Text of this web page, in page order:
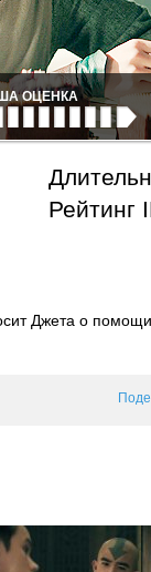
ОЦЕНКА
Рейтинг
Джета о
героям